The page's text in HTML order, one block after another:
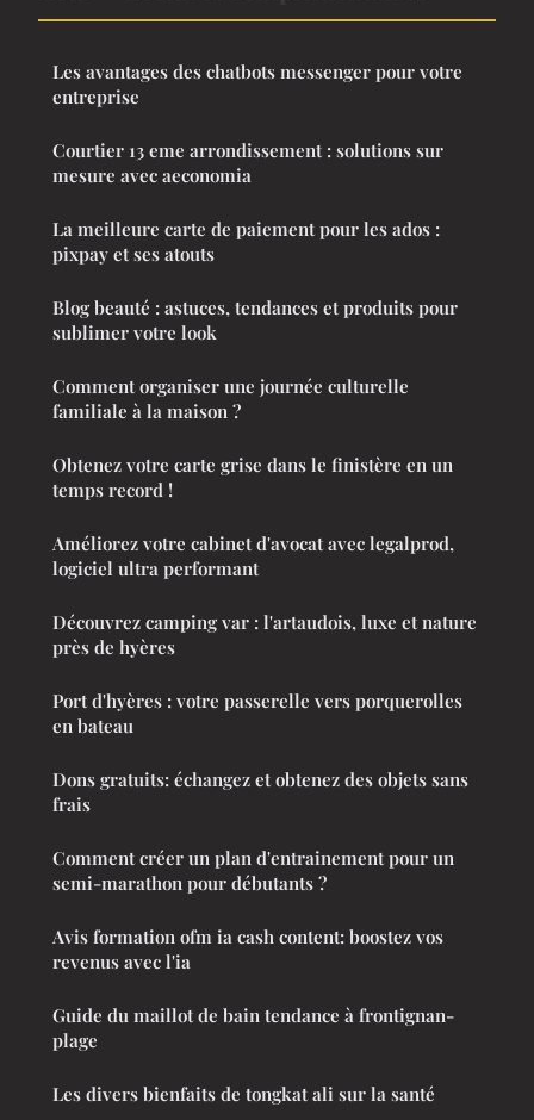
Les avantages des chatbots messenger pour votre
entreprise
Courtier 13 eme arrondissement : solutions sur
mesure avec aeconomia
La meilleure carte de paiement pour les ados :
pixpay et ses atouts
Blog beauté : astuces, tendances et produits pour
sublimer votre look
Comment organiser une journée culturelle
familiale à la maison ?
Obtenez votre carte grise dans le finistère en un
temps record !
Améliorez votre cabinet d'avocat avec legalprod,
logiciel ultra performant
Découvrez camping var : l'artaudois, luxe et nature
près de hyères
Port d'hyères : votre passerelle vers porquerolles
en bateau
Dons gratuits: échangez et obtenez des objets sans
frais
Comment créer un plan d'entrainement pour un
semi-marathon pour débutants ?
Avis formation ofm ia cash content: boostez vos
revenus avec l'ia
Guide du maillot de bain tendance à frontignan-
plage
Les divers bienfaits de tongkat ali sur la santé